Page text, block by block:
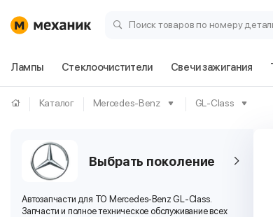
Поиск товаров по номеру
Лампы Стеклоочистители Свечи зажигания
Каталог Mercedes-Benz GL-Class
Выбрать поколение
Автозапчасти для ТО Mercedes-Benz GL-Class.
Запчасти и полное техническое обслуживание всех